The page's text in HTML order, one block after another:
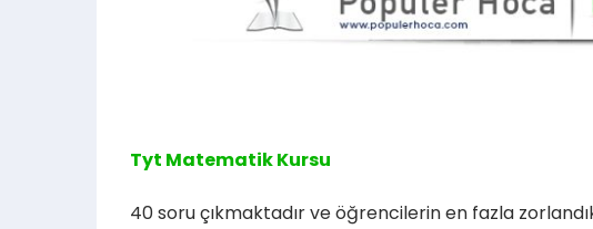
Tyt Matematik Kursu
40 soru çıkmaktadır ve öğrencilerin en fazla